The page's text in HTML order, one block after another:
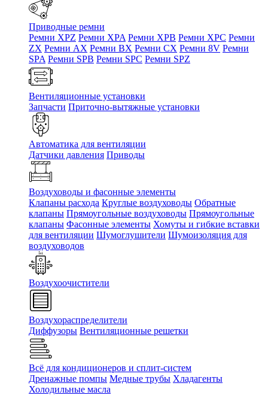
Приводные ремни
Ремни XPZ Ремни XPA Ремни XPB Ремни XPC Ремни
ZX Ремни AX Ремни BX Ремни CX Ремни 8V Ремни
SPA Ремни SPB Ремни SPC Ремни SPZ
Вентиляционные установки
Запчасти Приточно-вытяжные установки
Автоматика для вентиляции
Датчики давления Приводы
Воздуховоды и фасонные элементы
Клапаны расхода Круглые воздуховоды Обратные
клапаны Прямоугольные воздуховоды Прямоугольные
клапаны Фасонные элементы Хомуты и гибкие вставки
для вентиляции Шумоглушители Шумоизоляция для
воздуховодов
Воздухоочистители
Воздухораспределители
Диффузоры Вентиляционные решетки
Всё для кондиционеров и сплит-систем
Дренажные помпы Медные трубы Хладагенты
Холодильные масла